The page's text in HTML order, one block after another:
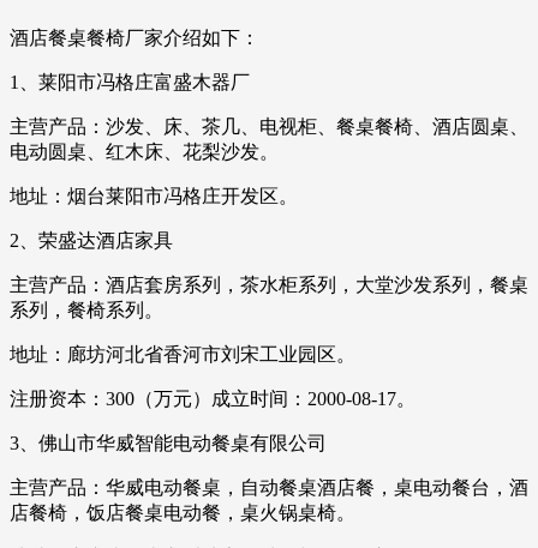
酒店餐桌餐椅厂家介绍如下：
1、莱阳市冯格庄富盛木器厂
主营产品：沙发、床、茶几、电视柜、餐桌餐椅、酒店圆桌、
电动圆桌、红木床、花梨沙发。
地址：烟台莱阳市冯格庄开发区。
2、荣盛达酒店家具
主营产品：酒店套房系列，茶水柜系列，大堂沙发系列，餐桌
系列，餐椅系列。
地址：廊坊河北省香河市刘宋工业园区。
注册资本：300（万元）成立时间：2000-08-17。
3、佛山市华威智能电动餐桌有限公司
主营产品：华威电动餐桌，自动餐桌酒店餐，桌电动餐台，酒
店餐椅，饭店餐桌电动餐，桌火锅桌椅。